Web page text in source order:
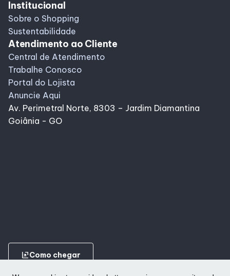
Institucional
Sobre o Shopping
Sustentabilidade
Atendimento ao Cliente
Central de Atendimento
Trabalhe Conosco
Portal do Lojista
Anuncie Aqui
Av. Perimetral Norte, 8303 – Jardim Diamantina
Goiânia - GO
ungroupComo chegar